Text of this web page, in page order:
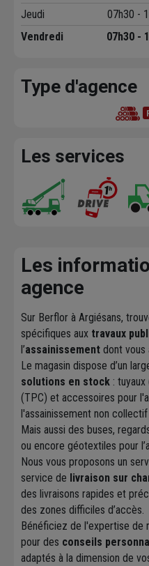
Jeudi
07h30 -
Vendredi
07h30 -
Type d'agence
Les services
Les
agence
Sur Berflor à Argiésans,
spécifiques aux travaux
l’assainissement dont vous
Le magasin dispose d’un
solutions en stock :
(TPC) et accessoires pour
l'assainissement non
Mais aussi des buses,
ou encore géotextiles pour
Nous vous proposons un
service de livraison sur
des livraisons rapides et
des zones difficiles d’accès.
Bénéficiez de l'expertise de
pour des conseils
adaptés à la dimension de